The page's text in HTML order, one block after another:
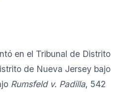
en el Tribunal de Distrito
de Nueva Jersey bajo
Rumsfeld v. Padilla, 542